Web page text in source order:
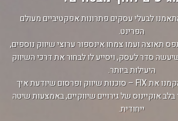
25 שנים, התאמנו לבעלי עסקים פתרונות אפקטיביים מעולם
הפרינט.
תאוצה ועמו צמחו אינספור ערוצי שיווק נוספים,
סדר לעסק, ויסייע לו לבחור את דרכי השיווק
היעילות ביותר.
בעקבות התובנה הזו הקמנו את FIX – סוכנות שיווק ופרסום שיודעת איך
אוקיינוס של גירויים שיווקיים, באמצעות שיטה
ייחודית.